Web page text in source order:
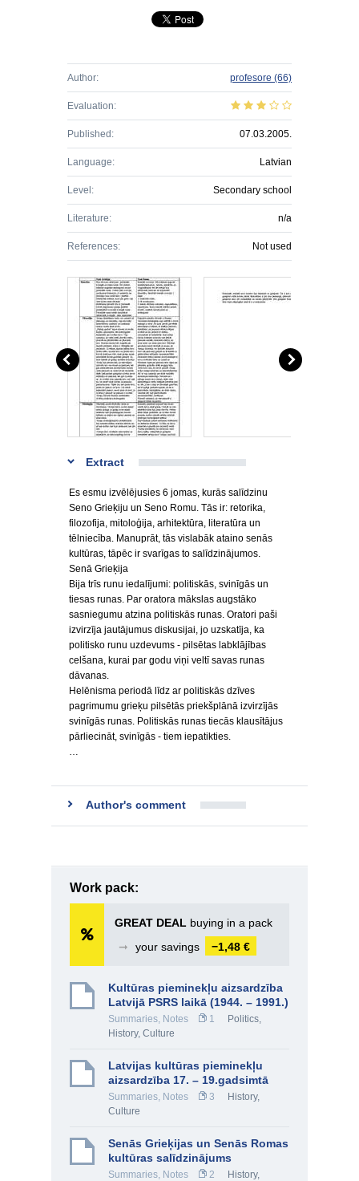
Author: profesore (66)
Evaluation:
Published: 07.03.2005.
Language: Latvian
Level: Secondary school
Literature: n/a
References: Not used
Extract
Es esmu izvēlējusies 6 jomas, kurās salīdzinu
Seno Grieķiju un Seno Romu. Tās ir: retorika,
filozofija, mitoloģija, arhitektūra, literatūra un
tēlniecība. Manuprāt, tās vislabāk ataino senās
kultūras, tāpēc ir svarīgas to salīdzinājumos.
Senā Grieķija
Bija trīs runu iedalījumi: politiskās, svinīgās un
tiesas runas. Par oratora mākslas augstāko
sasniegumu atzina politiskās runas. Oratori paši
izvirzīja jautājumus diskusijai, jo uzskatīja, ka
politisko runu uzdevums - pilsētas labklājības
celšana, kurai par godu viņi veltī savas runas
dāvanas.
Helēnisma periodā līdz ar politiskās dzīves
pagrimumu grieķu pilsētās priekšplānā izvirzījās
svinīgās runas. Politiskās runas tiecās klausītājus
pārliecināt, svinīgās - tiem iepatikties.
…
Author's comment
Work pack:
GREAT DEAL buying in a pack
➞
your savings −1,48 €
Kultūras pieminekļu aizsardzība
Latvijā PSRS laikā (1944. – 1991.)
Summaries, Notes 1 Politics,
History, Culture
Latvijas kultūras pieminekļu
aizsardzība 17. – 19.gadsimtā
Summaries, Notes 3
History,
Culture
Senās Grieķijas un Senās Romas
kultūras salīdzinājums
Summaries, Notes 2
History,